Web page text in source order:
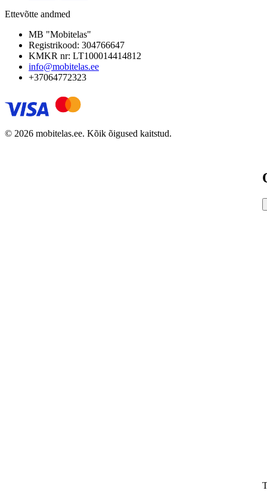
Ettevõtte andmed
MB "Mobitelas"
Registrikood: 304766647
KMKR nr: LT100014414812
info@mobitelas.ee
+37064772323
© 2026 mobitelas.ee. Kõik õigused kaitstud.